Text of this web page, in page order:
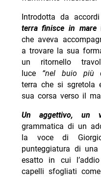
Introdotta da
terra finisce in mare
che aveva
a trovare la sua
un ritornello
luce“nel buio più
terra che si sgretola
sua corsa verso il
Un aggettivo, un
grammatica di un
la voce di
punteggiatura di una
esatto in cui
capelli sfogliati